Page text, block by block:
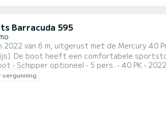
Barracuda 595
2022 van 6 m, uitgerust met de Mercury
De boot heeft een comfortabele
Eco-GPS Simrad, Bluetooth-stereo,
tijdens het varen, zelfs bij ruwer water. Het
Schipper optioneel 5 pers. 40 PK 2022
vergunning